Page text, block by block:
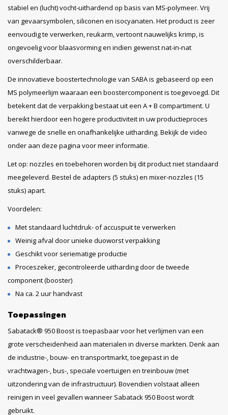
stabiel en (lucht) vocht-uithardend op basis van MS-polymeer. Vrij
van gevaarsymbolen, siliconen en isocyanaten. Het product is zeer
eenvoudig te verwerken, reukarm, vertoont nauwelijks krimp, is
ongevoelig voor blaasvorming en indien gewenst nat-in-nat
overschilderbaar.
De innovatieve boostertechnologie van SABA is gebaseerd op een
MS polymeerlijm waaraan een boostercomponent is toegevoegd. Dit
betekent dat de verpakking bestaat uit een A + B compartiment. U
bereikt hierdoor een hogere productiviteit in uw productieproces
vanwege de snelle en onafhankelijke uitharding. Bekijk de video
onder aan deze pagina voor meer informatie.
Let op: nozzles en toebehoren worden bij dit product niet standaard
meegeleverd. Bestel de adapters (5 stuks)en mixer-nozzles (15
stuks)apart.
Voordelen:
Met standaard luchtdruk- of accuspuit te verwerken
Weinig afval door unieke duoworst verpakking
Geschikt voor seriematige productie
Proceszeker, gecontroleerde uitharding door de tweede
component (booster)
Na ca. 2 uur handvast
Toepassingen
Sabatack® 950 Boost is toepasbaar voor het verlijmen van een
grote verscheidenheid aan materialen in diverse markten. Denk aan
de industrie-, bouw- en transportmarkt, toegepast in de
vrachtwagen-, bus-, speciale voertuigen en treinbouw (met
uitzondering van de infrastructuur). Bovendien volstaat alleen
reinigen in veel gevallen wanneer Sabatack 950 Boost wordt
gebruikt.